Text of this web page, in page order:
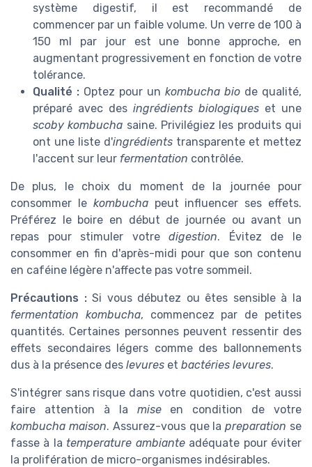
système digestif, il est recommandé de
commencer par un faible volume. Un verre de 100 à
150 ml par jour est une bonne approche, en
augmentant progressivement en fonction de votre
tolérance.
Qualité : Optez pour un kombucha bio de qualité,
préparé avec des ingrédients biologiques et une
scoby kombucha saine. Privilégiez les produits qui
ont une liste d'ingrédients transparente et mettez
l'accent sur leur fermentation contrôlée.
De plus, le choix du moment de la journée pour
consommer le kombuchapeut influencer ses effets.
Préférez le boire en début de journée ou avant un
repas pour stimuler votredigestion. Évitez de le
consommer en fin d'après-midi pour que son contenu
en caféine légère n'affecte pas votre sommeil.
Précautions :Si vous débutez ou êtes sensible à la
fermentation kombucha, commencez par de petites
quantités. Certaines personnes peuvent ressentir des
effets secondaires légers comme des ballonnements
dus à la présence des levures et bactéries levures.
S'intégrer sans risque dans votre quotidien, c'est aussi
faire attention à la miseen condition de votre
kombucha maison. Assurez-vous que lapreparation se
fasse à la temperature ambianteadéquate pour éviter
la prolifération de micro-organismes indésirables.